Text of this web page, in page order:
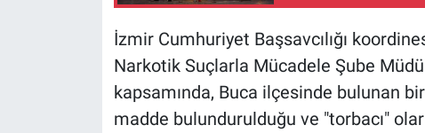
İzmir Cumhuriyet Başsavcılığı
Narkotik Suçlarla Mücadele Şube
kapsamında, Buca ilçesinde bulunan
madde bulundurulduğu ve "torbacı"